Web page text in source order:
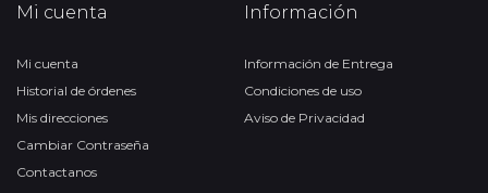
Mi cuenta
Mi cuenta
Historial de órdenes
Mis direcciones
Cambiar Contraseña
Contactanos
Información
Información de Entrega
Condiciones de uso
Aviso de Privacidad